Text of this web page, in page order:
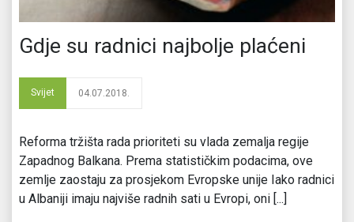
Gdje su radnici najbolje plaćeni
Svijet 04.07.2018.
Reforma tržišta rada prioriteti su vlada zemalja regije
Zapadnog Balkana. Prema statističkim podacima, ove
zemlje zaostaju za prosjekom Evropske unije Iako radnici
u Albaniji imaju najviše radnih sati u Evropi, oni [...]